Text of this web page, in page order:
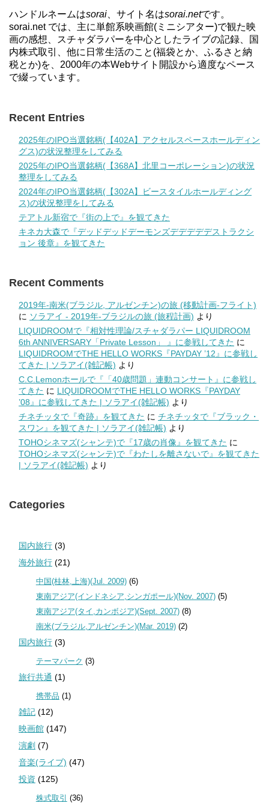
ハンドルネームはsorai 、サイト名はsorai.netです。
sorai.net では、主に単館系映画館(ミニシアター)で観た映
画の感想、スチャダラパーを中心としたライブの記録、国
内株式取引、他に日常生活のこと(福袋とか、ふるさと納
税とか)を、2000年の本Webサイト開設から適度なペース
で綴っています。
Recent Entries
2025年のIPO当選銘柄(【402A】アクセルスペースホールディン
グス)の状況整理をしてみる
2025年のIPO当選銘柄(【368A】北里コーポレーション)の状況
整理をしてみる
2024年のIPO当選銘柄(【302A】ビースタイルホールディング
ス)の状況整理をしてみる
テアトル新宿で『街の上で』を観てきた
キネカ大森で『デッドデッドデーモンズデデデデデストラクシ
ョン 後章』を観てきた
Recent Comments
2019年-南米(ブラジル, アルゼンチン)の旅 (移動計画-フライト)
に ソラアイ - 2019年-ブラジルの旅 (旅程計画) より
LIQUIDROOMで『相対性理論/スチャダラパー LIQUIDROOM
6th ANNIVERSARY「Private Lesson」 』に参戦してきた に
LIQUIDROOMでTHE HELLO WORKS『PAYDAY ’12』に参戦し
てきた | ソラアイ(雑記帳) より
C.C.Lemonホールで『「40歳問題」連動コンサート』に参戦し
てきた に LIQUIDROOMでTHE HELLO WORKS『PAYDAY
’08』に参戦してきた | ソラアイ(雑記帳) より
チネチッタで『奇跡』を観てきた に チネチッタで『ブラック・
スワン』を観てきた | ソラアイ(雑記帳) より
TOHOシネマズ(シャンテ)で『17歳の肖像』を観てきた に
TOHOシネマズ(シャンテ)で『わたしを離さないで』を観てきた
| ソラアイ(雑記帳) より
Categories
国内旅行 (3)
海外旅行 (21)
中国(桂林,上海)(Jul. 2009)(6)
東南アジア(インドネシア,シンガポール)(Nov. 2007)(5)
東南アジア(タイ,カンボジア)(Sept. 2007)(8)
南米(ブラジル,アルゼンチン)(Mar. 2019)(2)
国内旅行 (3)
テーマパーク (3)
旅行共通 (1)
携帯品 (1)
雑記 (12)
映画館 (147)
演劇 (7)
音楽(ライブ) (47)
投資 (125)
株式取引
(36)